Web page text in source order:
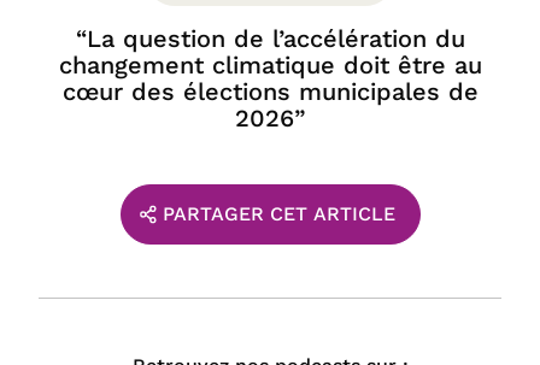
“La question de l’accélération du
changement climatique doit être au
cœur des élections municipales de
2026”
PARTAGER CET ARTICLE